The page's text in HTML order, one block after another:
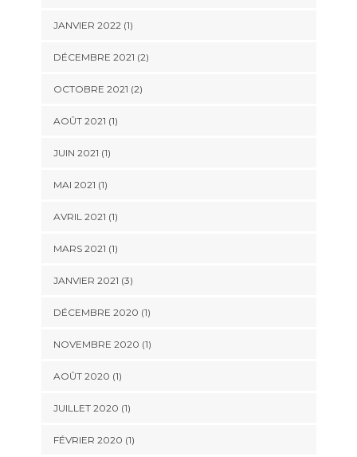
JANVIER 2022(1)
DÉCEMBRE 2021 (2)
OCTOBRE 2021 (2)
AOÛT 2021 (1)
JUIN 2021 (1)
MAI 2021 (1)
AVRIL 2021 (1)
MARS 2021 (1)
JANVIER 2021 (3)
DÉCEMBRE 2020 (1)
NOVEMBRE 2020 (1)
AOÛT 2020 (1)
JUILLET 2020 (1)
FÉVRIER 2020 (1)